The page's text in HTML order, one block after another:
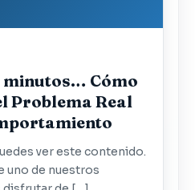
minutos… Cómo
Problema Real
ver este contenido.
uno de nuestros